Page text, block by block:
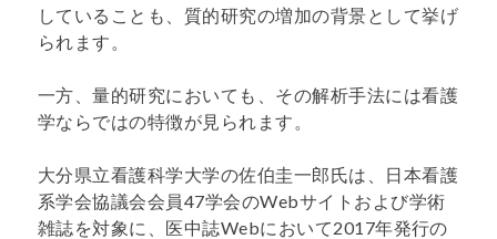
していることも、質的研究の増加の背景として挙げ
られます。
一方、量的研究においても、その解析手法には看護
学ならではの特徴が見られます。
大分県立看護科学大学の佐伯圭一郎氏は、日本看護
系学会協議会会員47学会のWebサイトおよび学術
雑誌を対象に、医中誌Webにおいて2017年発行の